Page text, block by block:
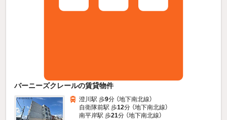
バーニーズクレールの賃貸物件
澄川駅 歩9分 （地下南北線）
自衛隊前駅 歩12分 （地下南北線）
南平岸駅 歩21分 （地下南北線）